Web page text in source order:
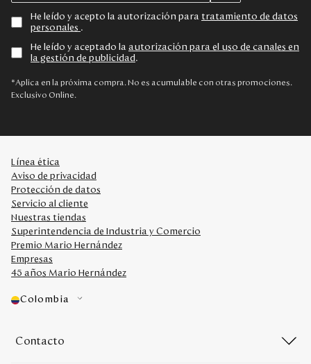
Outlet
Disney
Servicio al cliente
Nuestras Tiendas
Colombia
Panamá
He leído y acepto la autorización para tratamiento de datos
personales .
He leído y aceptado la autorización para el uso de canales en
la gestión de publicidad .
*Aplica en la próxima compra. No es acumulable con otras promociones.
Exclusivo Online.
Línea ética
Aviso de privacidad
Protección de datos
Servicio al cliente
Nuestras tiendas
Superintendencia de Industria y Comercio
Premio Mario Hernández
Empresas
45 años Mario Hernández
Colombia
Contacto